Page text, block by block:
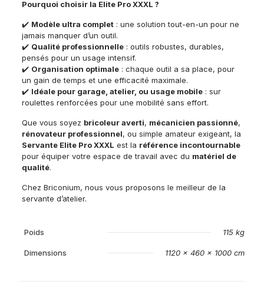
Pourquoi choisir la Elite Pro XXXL ?
✔️ Modèle ultra complet: une solution tout-en-un pour ne
jamais manquer d’un outil.
✔️ Qualité professionnelle: outils robustes, durables,
pensés pour un usage intensif.
✔️ Organisation optimale: chaque outil a sa place, pour
un gain de temps et une efficacité maximale.
✔️ Idéale pour garage, atelier, ou usage mobile: sur
roulettes renforcées pour une mobilité sans effort.
Que vous soyez bricoleur averti, mécanicien passionné,
rénovateur professionnel, ou simple amateur exigeant, la
Servante Elite Pro XXXL est la référence incontournable
pour équiper votre espace de travail avec du matériel de
qualité.
Chez Briconium, nous vous proposons le meilleur de la
servante d’atelier.
Poids 115 kg
Dimensions 1120 × 460 × 1000 cm